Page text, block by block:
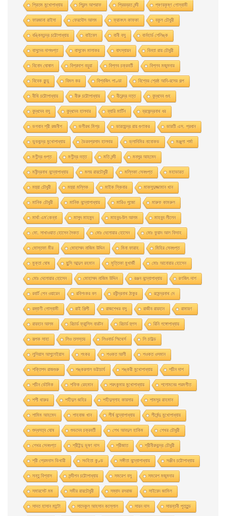
প্রিতম মুখোপাধ্যায় প্রিন্স আশরাফ প্রিয়ব্রত নন্দী প্ৰণয়কৃষ্ণ গোস্বামী
ফারজানা রাইসা ফেরদৌস আলম ফ্রানৎস কাফকা বকুল চৌধুরী
বঙ্কিমচন্দ্র চট্টোপাধ্যায় বাইবেল বানী বসু বার্নহার্ড শেলিঙ্ক
বাসুদেব দাশগুপ্ত বাসুবেদ মালাকর বাৎস্যায়ন বিনতা রায় চৌধুরী
বিনোদ ঘোষাল বিপ্রদাশ বড়ুয়া বিপ্লব চক্রবর্তী বিপ্লব মজুমদার
বিবেক কুন্ডু বিমল কর বিশ্বজিৎ পাণ্ডা বিশ্বের শ্রেষ্ঠ আদি-রসের গল্প
বীথি চট্টোপাধ্যায় বীরু চট্টোপাধ্যায় বীরেন্দ্র দত্ত বুদ্ধদেব গুহ
বুদ্ধদেব বসু বুদ্ধদেব হালদার ব্যারি মার্টিন ব্রজেন্দ্রনাথ ধর
ভগবান শ্রী রজনীশ ভগীরথ মিশ্র ভারতচন্দ্র রায় গুণাকর ভারতী এস. প্রধান
ভুবনচন্দ্র মুখোপাধ্যায় ভৈরবপ্রসাদ হালদার ভ্লাদিমির নাবোকভ মঞ্জুলা শর্মা
মণীন্দ্র গুপ্ত মণীন্দ্র দত্ত মতি নন্দী মনসুর আহমেদ
মনীন্দ্রনাথ বন্দ্যোপাধ্যায় মলয় রায়চৌধুরী মল্লিকা সেনগুপ্ত মহাভারত
মহুয়া চৌধুরী মহুয়া মল্লিক মাইক স্কিনার মাকসুদুজ্জামান খান
মানিক চৌধুরী মানিক বন্দ্যোপাধ্যায় মারিও পুজো মারুফ কামরুল
মার্থা এম'কেন্না মাসুদ মাহমুদ মাহবুব-উল আলম মাহবুব লীলেন
মাে. সাখাওয়াত হােসেন সৈকত মােঃ দেলােয়ার হােসেন মােঃ ফুয়াদ আল ফিদাহ
মােস্তফা মীর মােহাম্মদ নাজিম উদ্দিন মিনা ফারাহ মিহির সেনগুপ্ত
মুক্তা ঘোষ মুন্সি আব্দুল রহমান মৃত্তিকা মুখার্জী মোঃ আনোয়ার হোসেন
মোঃ দেলোয়ার হােসেন মোহাম্মদ নাজিম উদ্দিন রঞ্জন বন্দ্যোপাধ্যায় রণজিৎ দাশ
রবার্ট পেন ওয়ারেন রবিশংকর বল রবীন্দ্রনাথ ঠাকুর রমেন্দ্রনাথ দে
রম্যাণী গোস্বামী রাই শিল্পী রাজশেখর বসু রাজীব রায়হান রামায়ণ
রায়হান আলম রিচার্ড ফ্রান্সিস বারটন রিচার্ড হুগস রিনি গঙ্গোপাধ্যায়
রূপক সাহা লিও তলস্তয় লিওনার্ড স্মিথের্স লি চাইল্ড
লুসিয়াস আপুলেইয়াস শংকর শওকত আলী শওকত ওসমান
শক্তিপদ রাজগুরু শঙ্করলাল ভট্টাচার্য শঙ্করী মুখােপাধ্যায় শচীন দাশ
শচীন ভৌমিক শফিক রেহমান শরৎকুমার মুখোপাধ্যায় শলোমনের পরমগীত
শশী থারুর শহীদুল জহির শহীদুল্লাহ কায়সার শামসুর রাহমান
শামিম আহমেদ শাহবাজ খান শীর্ষ বন্দ্যোপাধ্যায় শীর্ষেন্দু মুখোপাধ্যায়
শুদ্ধসত্ব ঘোষ শুভদেব চক্রবর্তী শেখ আবদুল হাকিম শেখর চৌধুরী
শেখর সেনগুপ্ত শ্রীইন্দু ভূষণ দাস শ্রীজাত শ্রীনীরদচন্দ্র চৌধুরী
শ্রী প্রেমদাস ভিখারী সংহিতা কুণ্ড সঙ্গীতা বন্দ্যোপাধ্যায় সঞ্জীব চট্টোপাধ্যায়
সন্তু বিশ্বাস সন্দীপন চট্টোপাধ্যায় সমরেশ বসু সমরেশ মজুমদার
সমারসেট মম সমীর রায়চৌধুরী সম্বাদ রসরাজ সাইয়েদ জামিল
সাদত হাসান মান্টো সাদেকুল আহসান কল্লোল সায়ন দাস সায়ন্তনী পূততুন্ড